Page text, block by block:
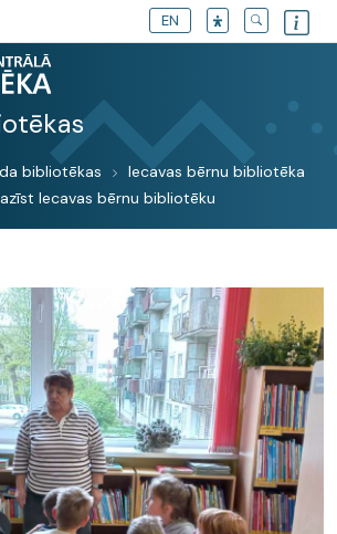
EN
bibliotēkas
Iecavas bērnu bibliotēka
Iecavas bērnu bibliotēku